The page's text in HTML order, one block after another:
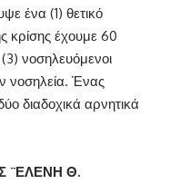
ένα (1) θετικό
κρίσης έχουμε 60
νοσηλευόμενοι
νοσηλεία. Ένας
διαδοχικά αρνητικά
¨ΕΛΕΝΗ Θ.